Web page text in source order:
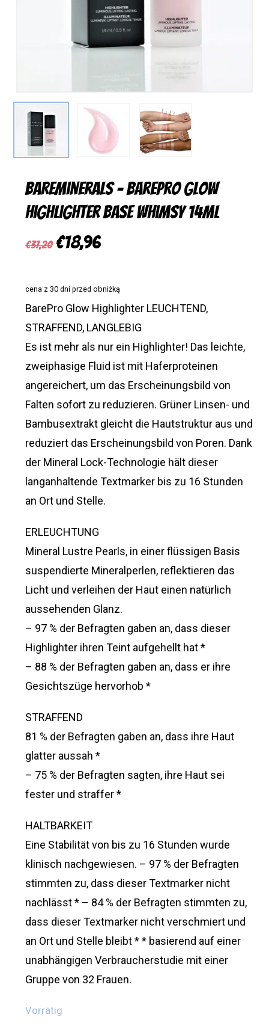
BareMinerals – BarePro Glow
Highlighter Base Whimsy 14ml
€37,20 Ursprünglicher
€37,20
€18,96Aktueller
€18,96.
cena z 30 dni przed obniżką
BarePro Glow Highlighter LEUCHTEND,
STRAFFEND, LANGLEBIG
Es ist mehr als nur ein Highlighter! Das leichte,
zweiphasige Fluid ist mit Haferproteinen
angereichert, um das Erscheinungsbild von
Falten sofort zu reduzieren. Grüner Linsen- und
Bambusextrakt gleicht die Hautstruktur aus und
reduziert das Erscheinungsbild von Poren. Dank
der Mineral Lock-Technologie hält dieser
langanhaltende Textmarker bis zu 16 Stunden
an Ort und Stelle.
ERLEUCHTUNG
Mineral Lustre Pearls, in einer flüssigen Basis
suspendierte Mineralperlen, reflektieren das
Licht und verleihen der Haut einen natürlich
aussehenden Glanz.
– 97 % der Befragten gaben an, dass dieser
Highlighter ihren Teint aufgehellt hat *
– 88 % der Befragten gaben an, dass er ihre
Gesichtszüge hervorhob *
STRAFFEND
81 % der Befragten gaben an, dass ihre Haut
glatter aussah *
– 75 % der Befragten sagten, ihre Haut sei
fester und straffer *
HALTBARKEIT
Eine Stabilität von bis zu 16 Stunden wurde
klinisch nachgewiesen. – 97 % der Befragten
stimmten zu, dass dieser Textmarker nicht
nachlässt * – 84 % der Befragten stimmten zu,
dass dieser Textmarker nicht verschmiert und
an Ort und Stelle bleibt * * basierend auf einer
unabhängigen Verbraucherstudie mit einer
Gruppe von 32 Frauen.
Vorrätig